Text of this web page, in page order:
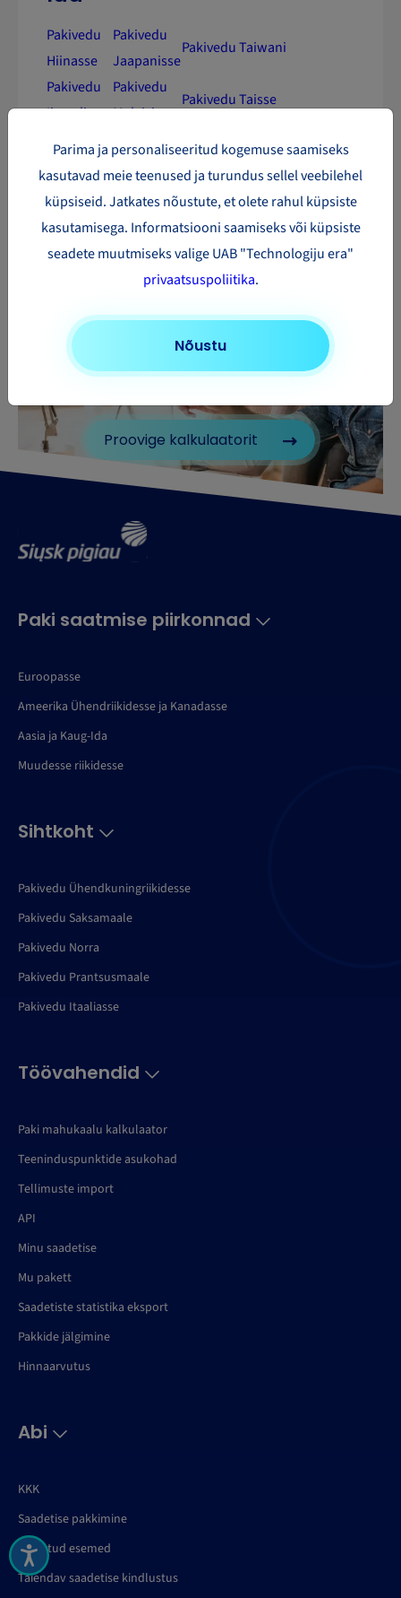
Pakivedu
Hiinasse
Pakivedu
Jaapanisse
Pakivedu Taiwani
Pakivedu
Iisraeli
Pakivedu
Malaisiasse
Pakivedu Taisse
Pakivedu
Kasahstani
Pakivedu
Koreasse
Pakivedu Araabia
Ühendemiraatidesse
Kas vaja pakk saata?
Uuri oma saadetise hinda
Proovige kalkulaatorit
Paki saatmise piirkonnad
Euroopasse
Ameerika Ühendriikidesse ja Kanadasse
Aasia ja Kaug-Ida
Muudesse riikidesse
Sihtkoht
Pakivedu Ühendkuningriikidesse
Pakivedu Saksamaale
Pakivedu Norra
Pakivedu Prantsusmaale
Pakivedu Itaaliasse
Töövahendid
Paki mahukaalu kalkulaator
Teeninduspunktide asukohad
Tellimuste import
API
Minu saadetise
Mu pakett
Saadetiste statistika eksport
Pakkide jälgimine
Hinnaarvutus
Abi
KKK
Saadetise pakkimine
Keelatud esemed
Täiendav saadetise kindlustus
Parima ja personaliseeritud kogemuse saamiseks
kasutavad meie teenused ja turundus sellel veebilehel
küpsiseid. Jatkates nõustute, et olete rahul küpsiste
kasutamisega. Informatsiooni saamiseks või küpsiste
seadete muutmiseks valige UAB "Technologiju era"
privaatsuspoliitika.
Nõustu